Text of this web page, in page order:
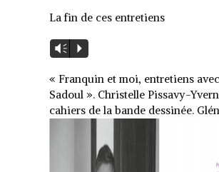
La fin de ces entretiens
Lecteur
audio
Vm P
« Franquin et moi, entretiens
Sadoul ». Christelle Pissavy-
cahiers de la bande dessinée.